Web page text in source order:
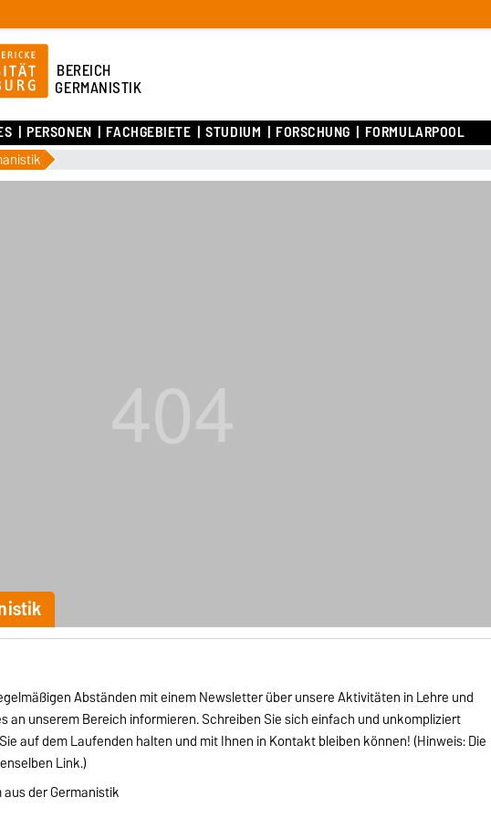
BEREICH
GERMANISTIK
PERSONEN FACHGEBIETE STUDIUM FORSCHUNG FORMULARPOOL
Abständen mit einem Newsletter über unsere Aktivitäten in Lehre und
an unserem Bereich informieren. Schreiben Sie sich einfach und unkompliziert
auf dem Laufenden halten und mit Ihnen in Kontakt bleiben können! (Hinweis: Die
Link.)
aus der Germanistik